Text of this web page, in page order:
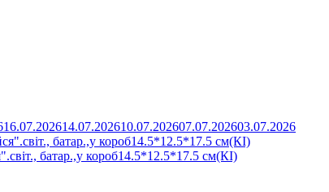
16.07.202614.07.202610.07.202607.07.202603.07.2026
батар.,у короб14.5*12.5*17.5 см(КІ)